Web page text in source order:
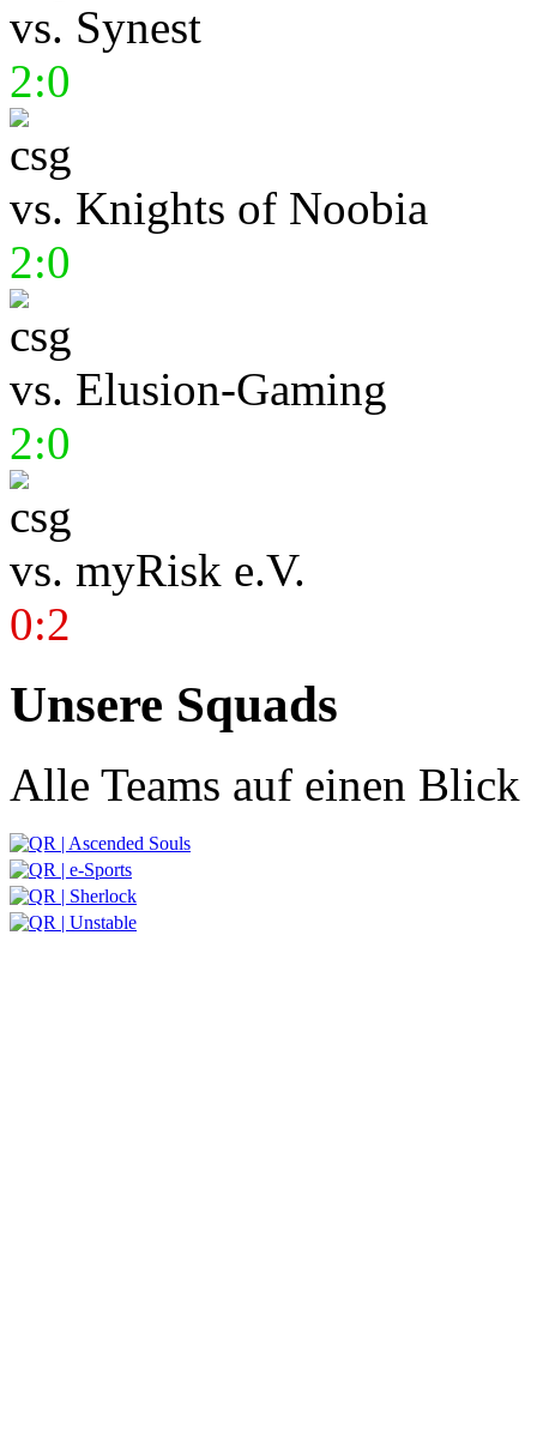
vs. Synest
2:0
vs. Knights of Noobia
2:0
vs. Elusion-Gaming
2:0
vs. myRisk e.V.
0:2
Unsere Squads
Alle Teams auf einen Blick